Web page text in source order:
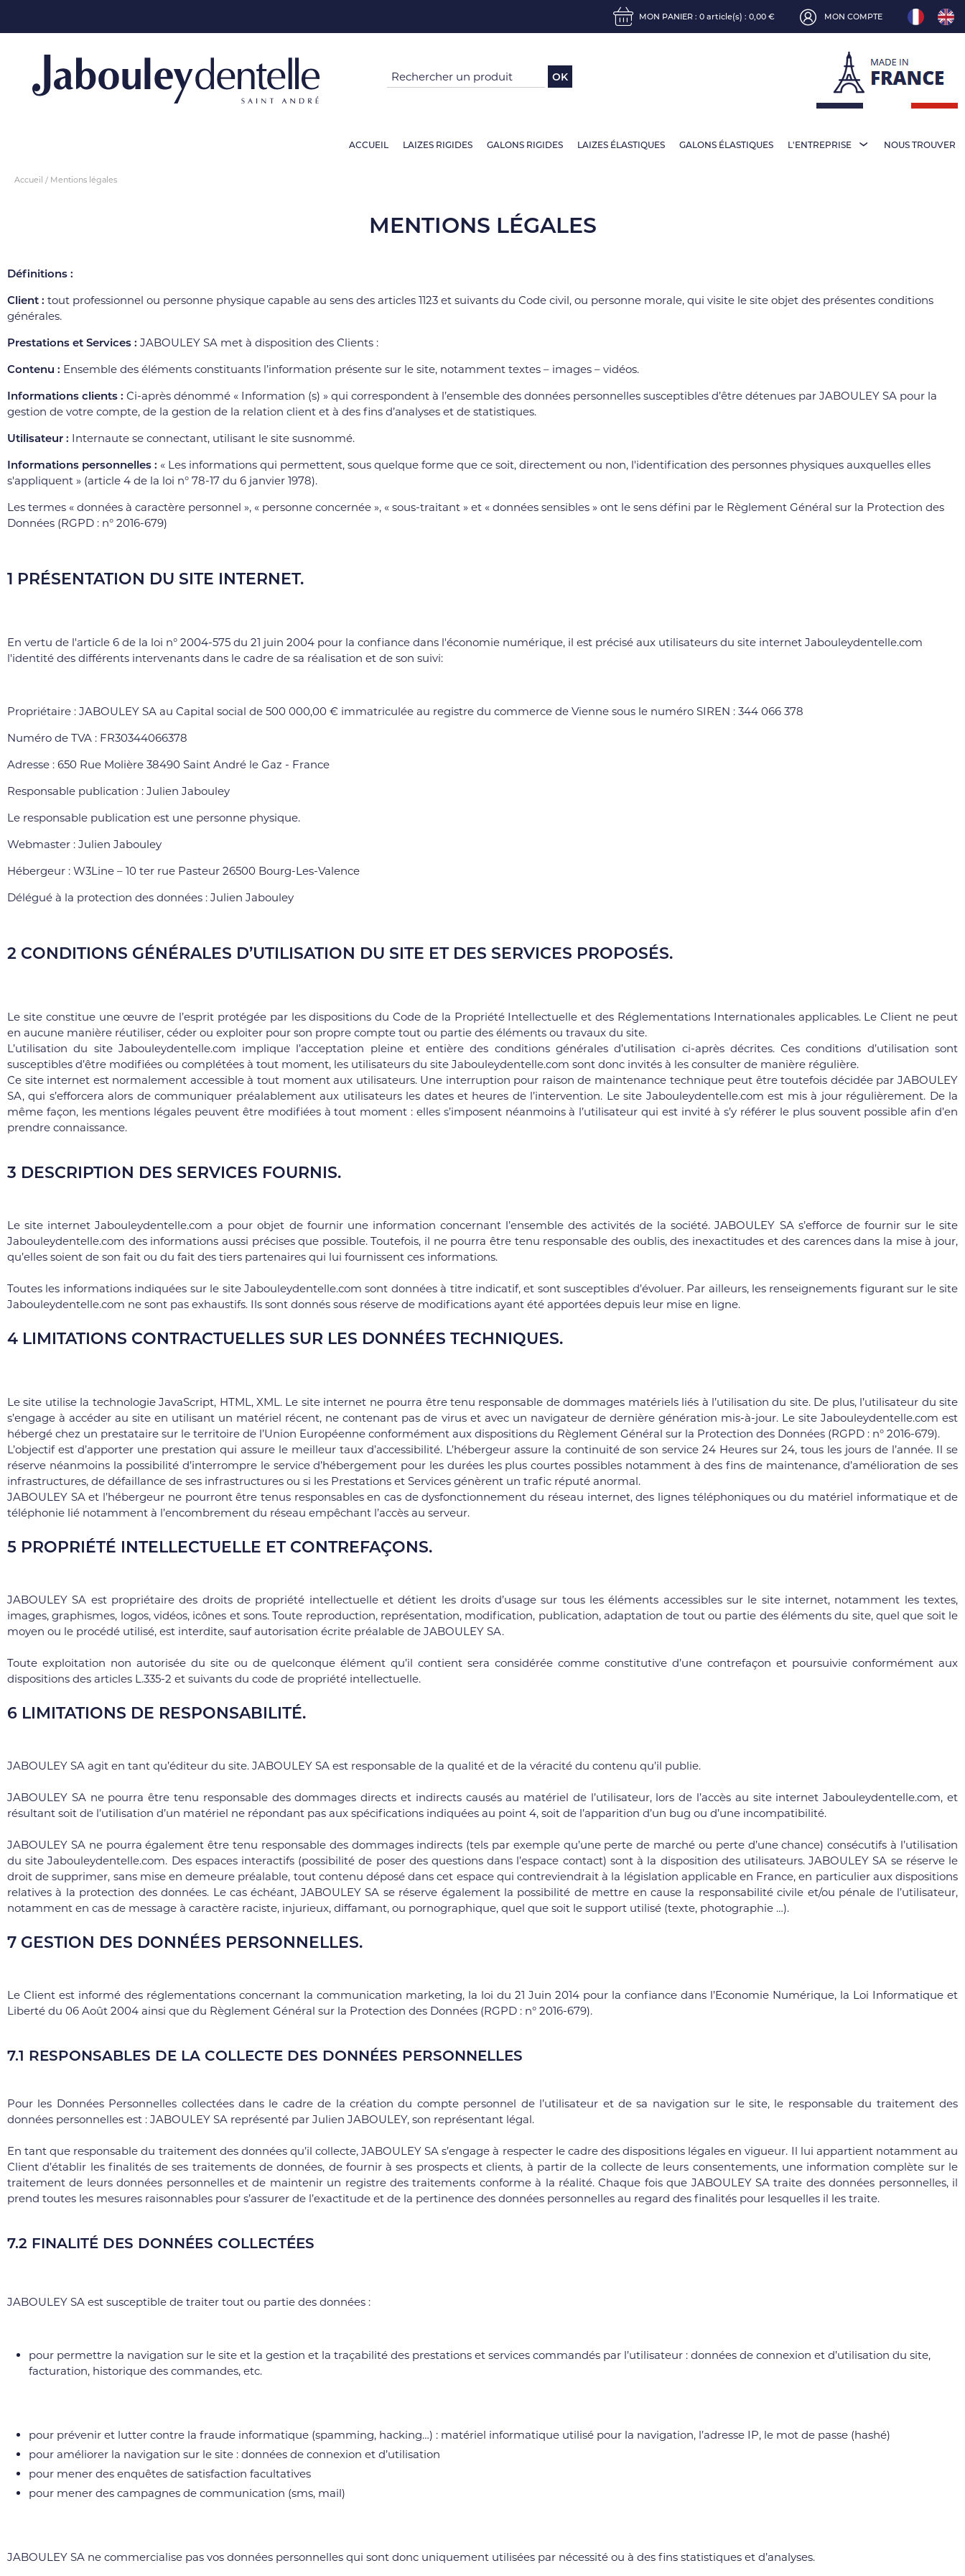
MON PANIER : 0 article(s) : 0,00 € MON COMPTE
OK
ACCUEIL LAIZES RIGIDES GALONS RIGIDES LAIZES ÉLASTIQUES GALONS ÉLASTIQUES L'ENTREPRISE NOUS TROUVER
Accueil Mentions légales
MENTIONS LÉGALES
Définitions :
Client : tout professionnel ou personne physique capable au sens des articles 1123 et suivants du Code civil, ou personne morale, qui visite le site objet des présentes conditions
générales.
Prestations et Services : JABOULEY SA met à disposition des Clients :
Contenu : Ensemble des éléments constituants l’information présente sur le site, notamment textes – images – vidéos.
Informations clients : Ci-après dénommé « Information (s) » qui correspondent à l’ensemble des données personnelles susceptibles d’être détenues par JABOULEY SA pour la
gestion de votre compte, de la gestion de la relation client et à des fins d’analyses et de statistiques.
Utilisateur : Internaute se connectant, utilisant le site susnommé.
Informations personnelles : « Les informations qui permettent, sous quelque forme que ce soit, directement ou non, l'identification des personnes physiques auxquelles elles
s'appliquent » (article 4 de la loi n° 78-17 du 6 janvier 1978).
Les termes « données à caractère personnel », « personne concernée », « sous-traitant » et « données sensibles » ont le sens défini par le Règlement Général sur la Protection des
Données (RGPD : n° 2016-679)
1 PRÉSENTATION DU SITE INTERNET.
En vertu de l'article 6 de la loi n° 2004-575 du 21 juin 2004 pour la confiance dans l'économie numérique, il est précisé aux utilisateurs du site internet Jabouleydentelle.com
l'identité des différents intervenants dans le cadre de sa réalisation et de son suivi:
Propriétaire : JABOULEY SA au Capital social de 500 000,00 € immatriculée au registre du commerce de Vienne sous le numéro SIREN : 344 066 378
Numéro de TVA : FR30344066378
Adresse : 650 Rue Molière 38490 Saint André le Gaz - France
Responsable publication : Julien Jabouley
Le responsable publication est une personne physique.
Webmaster : Julien Jabouley
Hébergeur : W3Line – 10 ter rue Pasteur 26500 Bourg-Les-Valence
Délégué à la protection des données : Julien Jabouley
2 CONDITIONS GÉNÉRALES D’UTILISATION DU SITE ET DES SERVICES PROPOSÉS.
Le site constitue une œuvre de l’esprit protégée par les dispositions du Code de la Propriété Intellectuelle et des Réglementations Internationales applicables. Le Client ne peut
en aucune manière réutiliser, céder ou exploiter pour son propre compte tout ou partie des éléments ou travaux du site.
L’utilisation du site Jabouleydentelle.com implique l’acceptation pleine et entière des conditions générales d’utilisation ci-après décrites. Ces conditions d’utilisation sont
susceptibles d’être modifiées ou complétées à tout moment, les utilisateurs du site Jabouleydentelle.com sont donc invités à les consulter de manière régulière.
Ce site internet est normalement accessible à tout moment aux utilisateurs. Une interruption pour raison de maintenance technique peut être toutefois décidée par JABOULEY
SA, qui s’efforcera alors de communiquer préalablement aux utilisateurs les dates et heures de l’intervention. Le site Jabouleydentelle.com est mis à jour régulièrement. De la
même façon, les mentions légales peuvent être modifiées à tout moment : elles s’imposent néanmoins à l’utilisateur qui est invité à s’y référer le plus souvent possible afin d’en
prendre connaissance.
3 DESCRIPTION DES SERVICES FOURNIS.
Le site internet Jabouleydentelle.com a pour objet de fournir une information concernant l’ensemble des activités de la société. JABOULEY SA s’efforce de fournir sur le site
Jabouleydentelle.com des informations aussi précises que possible. Toutefois, il ne pourra être tenu responsable des oublis, des inexactitudes et des carences dans la mise à jour,
qu’elles soient de son fait ou du fait des tiers partenaires qui lui fournissent ces informations.
Toutes les informations indiquées sur le site Jabouleydentelle.com sont données à titre indicatif, et sont susceptibles d’évoluer. Par ailleurs, les renseignements figurant sur le site
Jabouleydentelle.com ne sont pas exhaustifs. Ils sont donnés sous réserve de modifications ayant été apportées depuis leur mise en ligne.
4 LIMITATIONS CONTRACTUELLES SUR LES DONNÉES TECHNIQUES.
Le site utilise la technologie JavaScript, HTML, XML. Le site internet ne pourra être tenu responsable de dommages matériels liés à l’utilisation du site. De plus, l’utilisateur du site
s’engage à accéder au site en utilisant un matériel récent, ne contenant pas de virus et avec un navigateur de dernière génération mis-à-jour. Le site Jabouleydentelle.com est
hébergé chez un prestataire sur le territoire de l’Union Européenne conformément aux dispositions du Règlement Général sur la Protection des Données (RGPD : n° 2016-679).
L’objectif est d’apporter une prestation qui assure le meilleur taux d’accessibilité. L’hébergeur assure la continuité de son service 24 Heures sur 24, tous les jours de l’année. Il se
réserve néanmoins la possibilité d’interrompre le service d’hébergement pour les durées les plus courtes possibles notamment à des fins de maintenance, d’amélioration de ses
infrastructures, de défaillance de ses infrastructures ou si les Prestations et Services génèrent un trafic réputé anormal.
JABOULEY SA et l’hébergeur ne pourront être tenus responsables en cas de dysfonctionnement du réseau internet, des lignes téléphoniques ou du matériel informatique et de
téléphonie lié notamment à l’encombrement du réseau empêchant l’accès au serveur.
5 PROPRIÉTÉ INTELLECTUELLE ET CONTREFAÇONS.
JABOULEY SA est propriétaire des droits de propriété intellectuelle et détient les droits d’usage sur tous les éléments accessibles sur le site internet, notamment les textes,
images, graphismes, logos, vidéos, icônes et sons. Toute reproduction, représentation, modification, publication, adaptation de tout ou partie des éléments du site, quel que soit le
moyen ou le procédé utilisé, est interdite, sauf autorisation écrite préalable de JABOULEY SA.
Toute exploitation non autorisée du site ou de quelconque élément qu’il contient sera considérée comme constitutive d’une contrefaçon et poursuivie conformément aux
dispositions des articles L.335-2 et suivants du code de propriété intellectuelle.
6 LIMITATIONS DE RESPONSABILITÉ.
JABOULEY SA agit en tant qu’éditeur du site. JABOULEY SA est responsable de la qualité et de la véracité du contenu qu’il publie.
JABOULEY SA ne pourra être tenu responsable des dommages directs et indirects causés au matériel de l’utilisateur, lors de l’accès au site internet Jabouleydentelle.com, et
résultant soit de l’utilisation d’un matériel ne répondant pas aux spécifications indiquées au point 4, soit de l’apparition d’un bug ou d’une incompatibilité.
JABOULEY SA ne pourra également être tenu responsable des dommages indirects (tels par exemple qu’une perte de marché ou perte d’une chance) consécutifs à l’utilisation
du site Jabouleydentelle.com. Des espaces interactifs (possibilité de poser des questions dans l’espace contact) sont à la disposition des utilisateurs. JABOULEY SA se réserve le
droit de supprimer, sans mise en demeure préalable, tout contenu déposé dans cet espace qui contreviendrait à la législation applicable en France, en particulier aux dispositions
relatives à la protection des données. Le cas échéant, JABOULEY SA se réserve également la possibilité de mettre en cause la responsabilité civile et/ou pénale de l’utilisateur,
notamment en cas de message à caractère raciste, injurieux, diffamant, ou pornographique, quel que soit le support utilisé (texte, photographie …).
7 GESTION DES DONNÉES PERSONNELLES.
Le Client est informé des réglementations concernant la communication marketing, la loi du 21 Juin 2014 pour la confiance dans l’Economie Numérique, la Loi Informatique et
Liberté du 06 Août 2004 ainsi que du Règlement Général sur la Protection des Données (RGPD : n° 2016-679).
7.1 RESPONSABLES DE LA COLLECTE DES DONNÉES PERSONNELLES
Pour les Données Personnelles collectées dans le cadre de la création du compte personnel de l’utilisateur et de sa navigation sur le site, le responsable du traitement des
données personnelles est : JABOULEY SA représenté par Julien JABOULEY, son représentant légal.
En tant que responsable du traitement des données qu’il collecte, JABOULEY SA s’engage à respecter le cadre des dispositions légales en vigueur. Il lui appartient notamment au
Client d’établir les finalités de ses traitements de données, de fournir à ses prospects et clients, à partir de la collecte de leurs consentements, une information complète sur le
traitement de leurs données personnelles et de maintenir un registre des traitements conforme à la réalité. Chaque fois que JABOULEY SA traite des données personnelles, il
prend toutes les mesures raisonnables pour s’assurer de l’exactitude et de la pertinence des données personnelles au regard des finalités pour lesquelles il les traite.
7.2 FINALITÉ DES DONNÉES COLLECTÉES
JABOULEY SA est susceptible de traiter tout ou partie des données :
pour permettre la navigation sur le site et la gestion et la traçabilité des prestations et services commandés par l’utilisateur : données de connexion et d’utilisation du site,
facturation, historique des commandes, etc.
pour prévenir et lutter contre la fraude informatique (spamming, hacking…) : matériel informatique utilisé pour la navigation, l’adresse IP, le mot de passe (hashé)
pour améliorer la navigation sur le site : données de connexion et d’utilisation
pour mener des enquêtes de satisfaction facultatives
pour mener des campagnes de communication (sms, mail)
JABOULEY SA ne commercialise pas vos données personnelles qui sont donc uniquement utilisées par nécessité ou à des fins statistiques et d’analyses.